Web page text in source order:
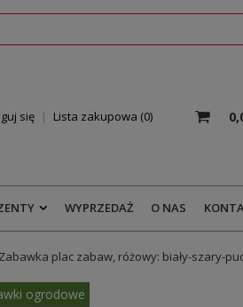
się Lista zakupowa 0
WYPRZEDAŻ O NAS
plac zabaw, różowy: biały-szary-
ogrodowe